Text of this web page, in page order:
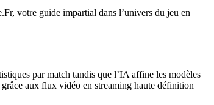
votre guide impartial dans l’univers du jeu en
par match tandis que l’IA affine les modèles
aux flux vidéo en streaming haute définition